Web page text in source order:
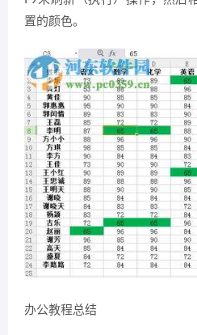
置的颜色。
办公教程总结